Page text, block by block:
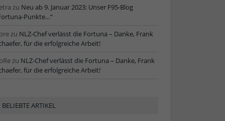
zu Neu ab 9. Januar 2023: Unser F95-Blog
Punkte…“
zu NLZ-Chef verlässt die Fortuna – Danke, Frank
für die erfolgreiche Arbeit!
zu NLZ-Chef verlässt die Fortuna – Danke, Frank
für die erfolgreiche Arbeit!
BELIEBTE ARTIKEL